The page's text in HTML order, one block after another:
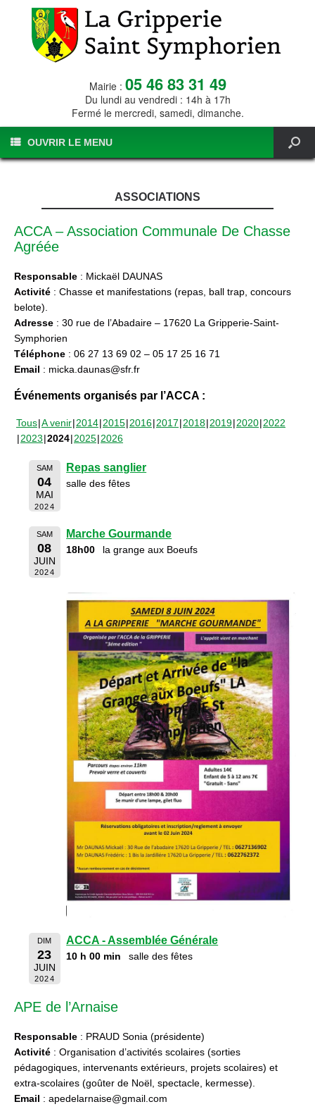
Mairie : 05 46 83 31 49
Du lundi au vendredi : 14h à 17h
Fermé le mercredi, samedi, dimanche.
OUVRIR LE MENU
ASSOCIATIONS
ACCA – Association Communale De Chasse
Agréée
Responsable : Mickaël DAUNAS
Activité : Chasse et manifestations (repas, ball trap, concours
belote).
Adresse : 30 rue de l’Abadaire – 17620 La Gripperie-Saint-
Symphorien
Téléphone : 06 27 13 69 02 – 05 17 25 16 71
Email : micka.daunas@sfr.fr
Événements organisés par l’ACCA :
Tous A venir 2014 2015 2016 2017 2018 2019 2020 2022
2023 2024 2025 2026
SAM
04
MAI
2024
Repas sanglier
salle des fêtes
SAM
08
JUIN
2024
Marche Gourmande
18h00 la grange aux Boeufs
DIM
23
JUIN
2024
ACCA - Assemblée Générale
10 h 00 min salle des fêtes
APE de l’Arnaise
Responsable : PRAUD Sonia (présidente)
Activité : Organisation d’activités scolaires (sorties
pédagogiques, intervenants extérieurs, projets scolaires) et
extra-scolaires (goûter de Noël, spectacle, kermesse).
Email : apedelarnaise@gmail.com